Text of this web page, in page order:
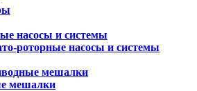
насосы и системы
роторные насосы и системы
мешалки
мешалки